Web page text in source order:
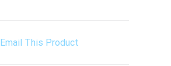
Email This Product